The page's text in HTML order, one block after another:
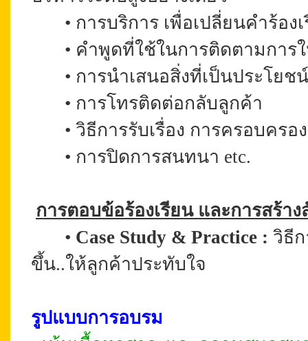
• การบริการ เพื่อเปลี่ยนคำร้อง
• คำพูดที่ใช้ในการติดตามการ
• การนำเสนอสิ่งที่เป็นประโยช
• การโทรติดต่อกลับลูกค้า
• วิธีการรับเรื่อง การครอบคร
• การปิดการสนทนา etc.
การตอบข้อร้องเรียน และการสร้า
• Case Study & Practice : วิธี
ขึ้น..ให้ลูกค้าประทับใจ
รูปแบบการอบรม